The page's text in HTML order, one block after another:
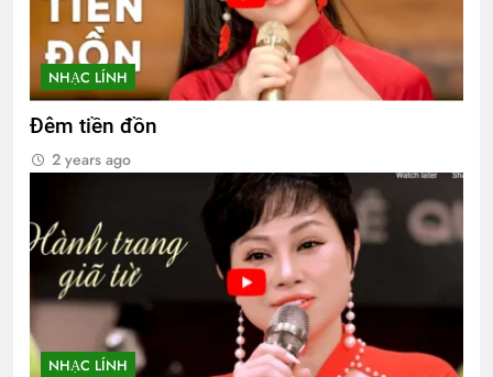
NHẠC LÍNH
Đêm tiền đồn
2 years ago
NHẠC LÍNH